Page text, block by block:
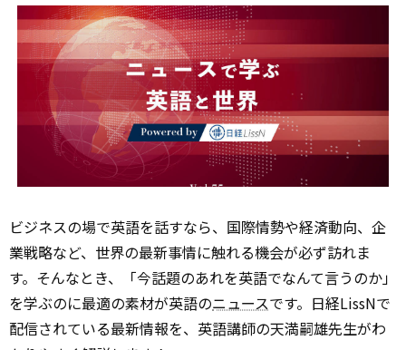
ビジネスの場で英語を話すなら、国際情勢や経済動向、企
業戦略など、世界の最新事情に触れる機会が必ず訪れま
す。そんなとき、「今話題のあれを英語でなんて言うのか」
を学ぶのに最適の素材が英語のニュースです。日経LissNで
配信されている最新情報を、英語講師の天満嗣雄先生がわ